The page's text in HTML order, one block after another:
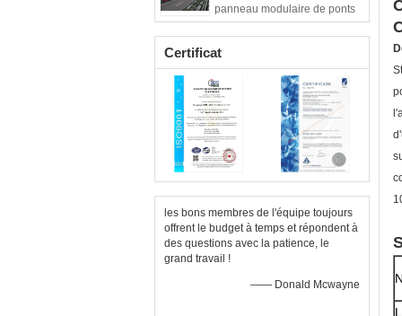
panneau modulaire de ponts
piétonniers d'envergure
Certificat
les bons membres de l'équipe toujours
offrent le budget à temps et répondent à
des questions avec la patience, le
grand travail !
—— Donald Mcwayne